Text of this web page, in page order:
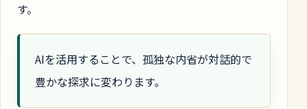
す。
AIを活用することで、孤独な内省が対話的で
豊かな探求に変わります。